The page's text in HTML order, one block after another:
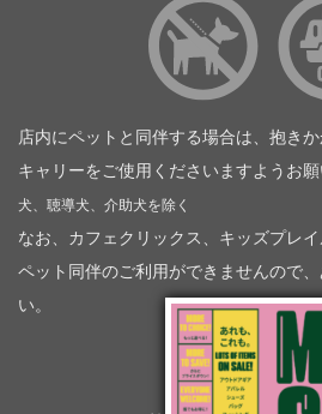
店内にペットと同伴する場合は、抱き
キャリーをご使用くださいますようお願
犬、聴導犬、介助犬を除く
なお、カフェクリックス、キッズプレ
ペット同伴のご利用ができませんので
い。